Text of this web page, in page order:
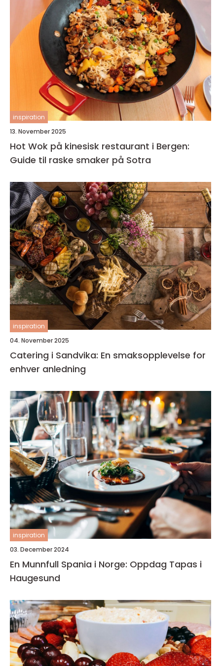
inspiration
13. November 2025
Hot Wok på kinesisk restaurant i Bergen:
Guide til raske smaker på Sotra
inspiration
04. November 2025
Catering i Sandvika: En smaksopplevelse for
enhver anledning
inspiration
03. December 2024
En Munnfull Spania i Norge: Oppdag Tapas i
Haugesund